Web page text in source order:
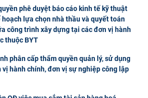
phê duyệt báo cáo kinh tế kỹ thuật
lựa chọn nhà thầu và quyết toán
công trình xây dựng tại các đơn vị hành
thuộc BYT
phân cấp thẩm quyền quản lý, sử dụng
hành chính, đơn vị sự nghiệp công lập